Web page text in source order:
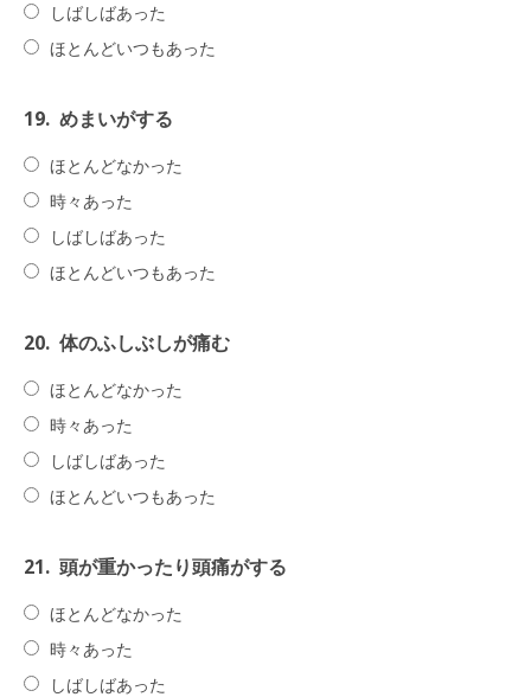
しばしばあった
ほとんどいつもあった
19. めまいがする
ほとんどなかった
時々あった
しばしばあった
ほとんどいつもあった
20. 体のふしぶしが痛む
ほとんどなかった
時々あった
しばしばあった
ほとんどいつもあった
21. 頭が重かったり頭痛がする
ほとんどなかった
時々あった
しばしばあった